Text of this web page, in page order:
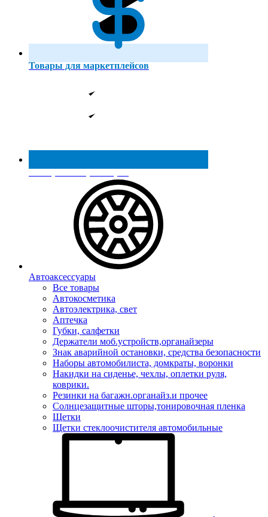
Товары для маркетплейсов
Реестр МинПромТорга
Автоаксессуары
Все товары
Автокосметика
Автоэлектрика, свет
Аптечка
Губки, салфетки
Держатели моб.устройств,органайзеры
Знак аварийной остановки, средства безопасности
Наборы автомобилиста, домкраты, воронки
Накидки на сиденье, чехлы, оплетки руля,
коврики.
Резинки на багажн.органайз.и прочее
Солнцезащитные шторы,тонировочная пленка
Щетки
Щетки стеклоочистителя автомобильные